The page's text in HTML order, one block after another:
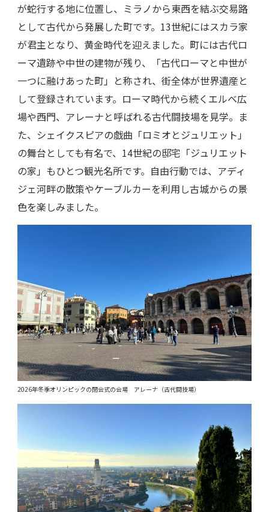
が蛇行する地に位置し、ミラノから東西を結ぶ交易路
として古代から発展した町です。13世紀にはスカラ家
が君主となり、黄金時代を迎えました。町には古代ロ
ーマ遺跡や中世の建物が残り、「古代ローマと中世が
一つに融けあった町」と称され、街全体が世界遺産と
して登録されています。ローマ時代から続くエルベ広
場や西門、アレーナと呼ばれる古代闘技場を見学。ま
た、シェイクスピアの戯曲「ロミオとジュリエット」
の舞台としても有名で、14世紀の邸宅「ジュリエット
の家」もひとつ観光名所です。自由行動では、アディ
ジェ河畔の散策やケーブルカーを利用し古城からの景
色を楽しみました。
2026年冬季オリンピックの閉会式の会場 アレーナ（古代闘技場）